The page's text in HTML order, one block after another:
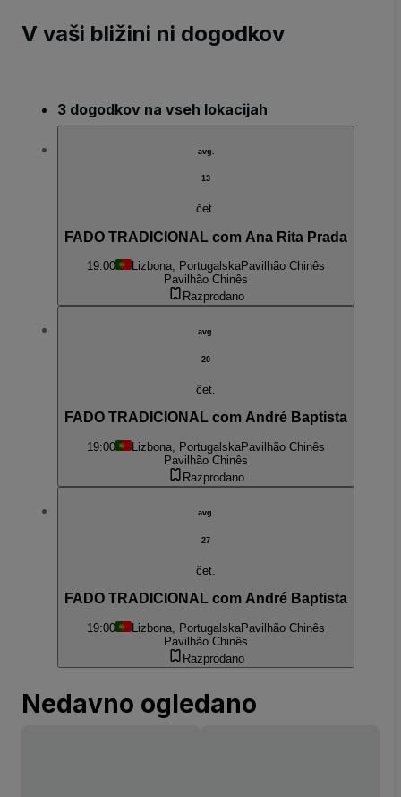
V vaši bližini ni dogodkov
3 dogodkov na vseh lokacijah
avg.
13
čet.
FADO TRADICIONAL com Ana Rita Prada
19:00 Lizbona, PortugalskaPavilhão Chinês
Pavilhão Chinês
Razprodano
avg.
20
čet.
FADO TRADICIONAL com André Baptista
19:00 Lizbona, PortugalskaPavilhão Chinês
Pavilhão Chinês
Razprodano
avg.
27
čet.
FADO TRADICIONAL com André Baptista
19:00 Lizbona, PortugalskaPavilhão Chinês
Pavilhão Chinês
Razprodano
Nedavno ogledano